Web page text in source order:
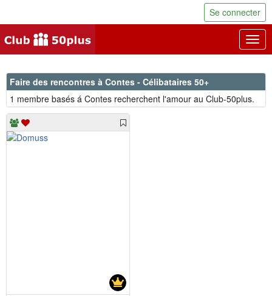
Se connecter
Faire des rencontres à Contes - Célibataires 50+
1 membre basés á Contes recherchent l'amour au Club-50plus.